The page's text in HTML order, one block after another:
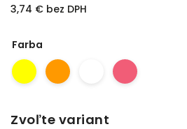
3,74 € bez DPH
Farba
Zvoľte variant